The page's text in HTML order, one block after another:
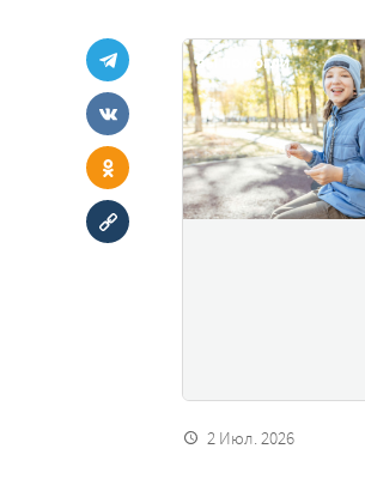
ВЫ ПОМОГЛИ
2 Июл. 2026